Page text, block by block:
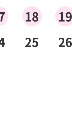
18
19
25
26